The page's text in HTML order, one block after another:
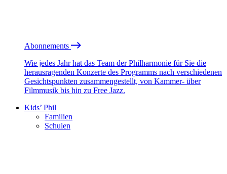
Abonnements
Wie jedes Jahr hat das Team der Philharmonie für Sie die
herausragenden Konzerte des Programms nach verschiedenen
Gesichtspunkten zusammengestellt, von Kammer- über
Filmmusik bis hin zu Free Jazz.
Kids’ Phil
Familien
Schulen